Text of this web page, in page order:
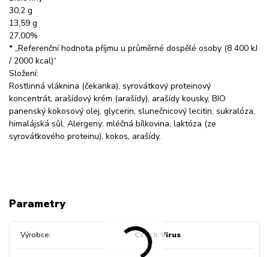
30,2 g
13,59 g
27,00%
* „Referenční hodnota příjmu u průměrné dospělé osoby (8 400 kJ
/ 2000 kcal)“
Složení:
Rostlinná vláknina (čekanka), syrovátkový proteinový
koncentrát, arašídový krém (arašídy), arašídy kousky, BIO
panenský kokosový olej, glycerin, slunečnicový lecitin, sukralóza,
himalájská sůl. Alergeny: mléčná bílkovina, laktóza (ze
syrovátkového proteinu), kokos, arašídy.
Parametry
Výrobce Czech Virus